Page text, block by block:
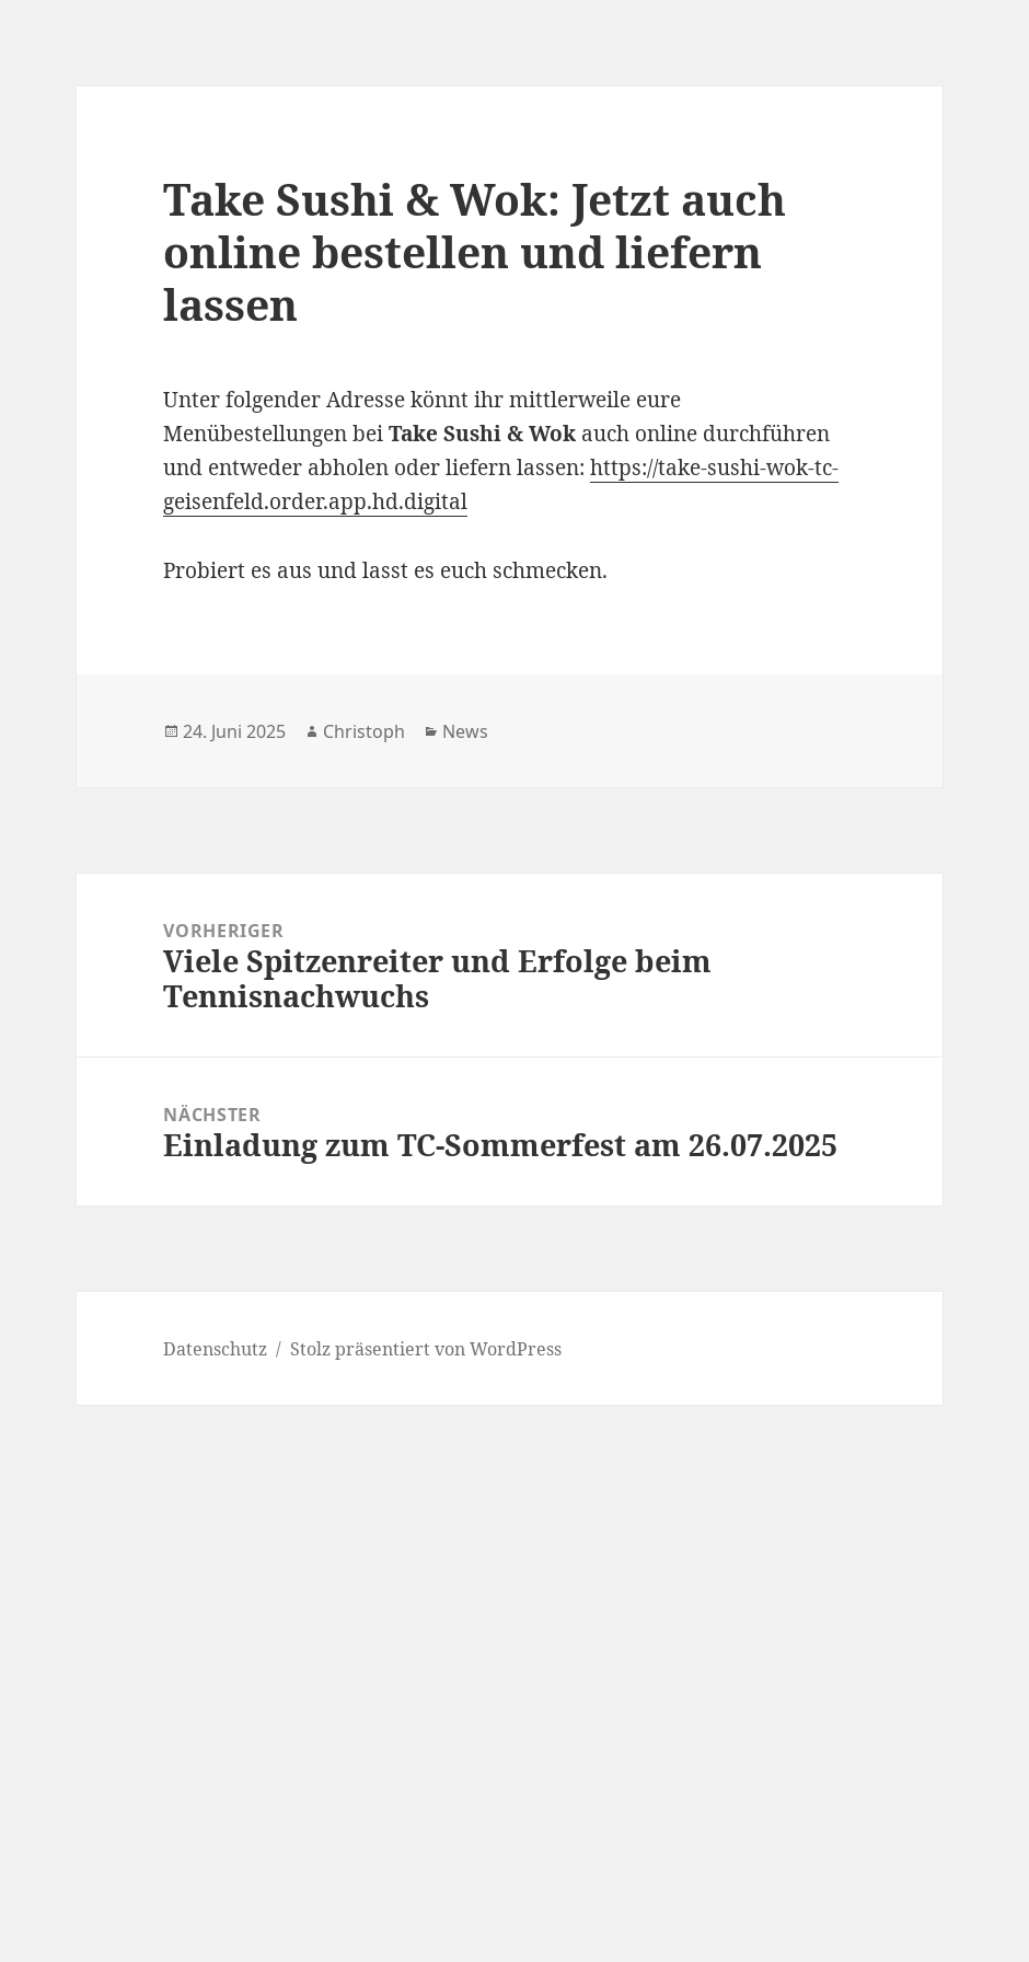
Take Sushi & Wok: Jetzt auch
online bestellen und liefern
lassen
Unter folgender Adresse könnt ihr mittlerweile eure
Menübestellungen beiTake Sushi & Wok auch online durchführen
und entweder abholen oder liefern lassen:https://take-sushi-wok-tc-
geisenfeld.order.app.hd.digital
Probiert es aus und lasst es euch schmecken.
Veröffentlicht
24. Juni 2025 Autor
Christoph Kategorien
News
VORHERIGER
Vorheriger
Beitrag:
Viele Spitzenreiter und Erfolge beim
Tennisnachwuchs
NÄCHSTER
Nächster
Einladung zum TC-Sommerfest am 26.07.2025
Datenschutz Stolz präsentiert von WordPress